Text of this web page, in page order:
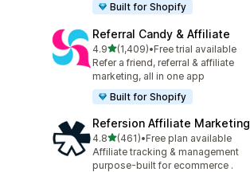
Built for Shopify
Referral Candy & Affiliate
4.95つ星中
(1,409)
合計レビュー数：1409件
•Free trial available
Refer a friend, referral & affiliate
marketing, all in one app
Built for Shopify
Refersion Affiliate Marketing
4.85つ星中
(461)
合計レビュー数：461件
•Free plan available
Affiliate tracking & management
purpose-built for ecommerce .